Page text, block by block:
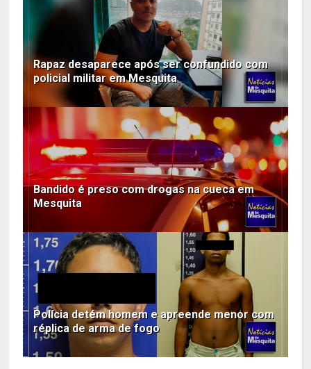
Rapaz desaparece após ser confundido com
policial militar em Mesquita
Bandido é preso com drogas na cueca em
Mesquita
Polícia detém homem e apreende menor com
réplica de arma de fogo